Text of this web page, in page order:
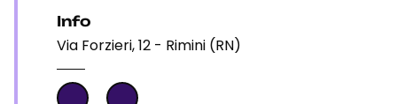
Info
Via Forzieri, 12 - Rimini (RN)